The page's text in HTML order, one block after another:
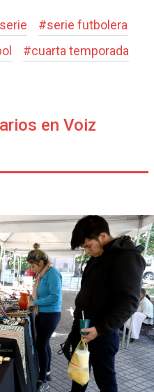
serie #serie futbolera
#cuarta temporada
en Voiz